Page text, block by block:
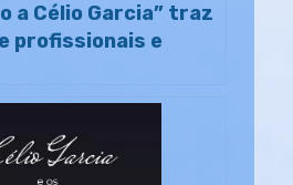
a Célio Garcia” traz
profissionais e